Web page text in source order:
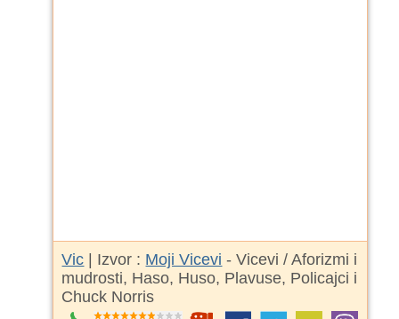
Vic | Izvor : Moji Vicevi - Vicevi / Aforizmi i
mudrosti, Haso, Huso, Plavuse, Policajci i
Chuck Norris